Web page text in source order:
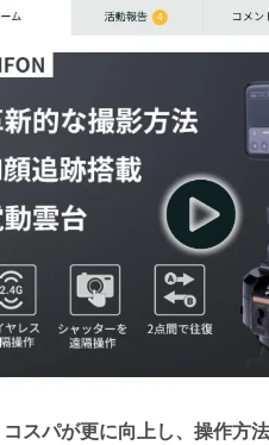
スパが更に向上し、操作方